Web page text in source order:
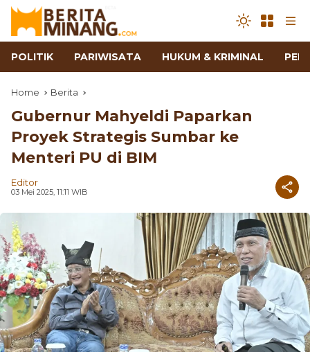
POLITIK PARIWISATA HUKUM & KRIMINAL
Home Berita
Gubernur Mahyeldi Paparkan
Proyek Strategis Sumbar ke
Menteri PU di BIM
Editor
03 Mei 2025, 11:11 WIB